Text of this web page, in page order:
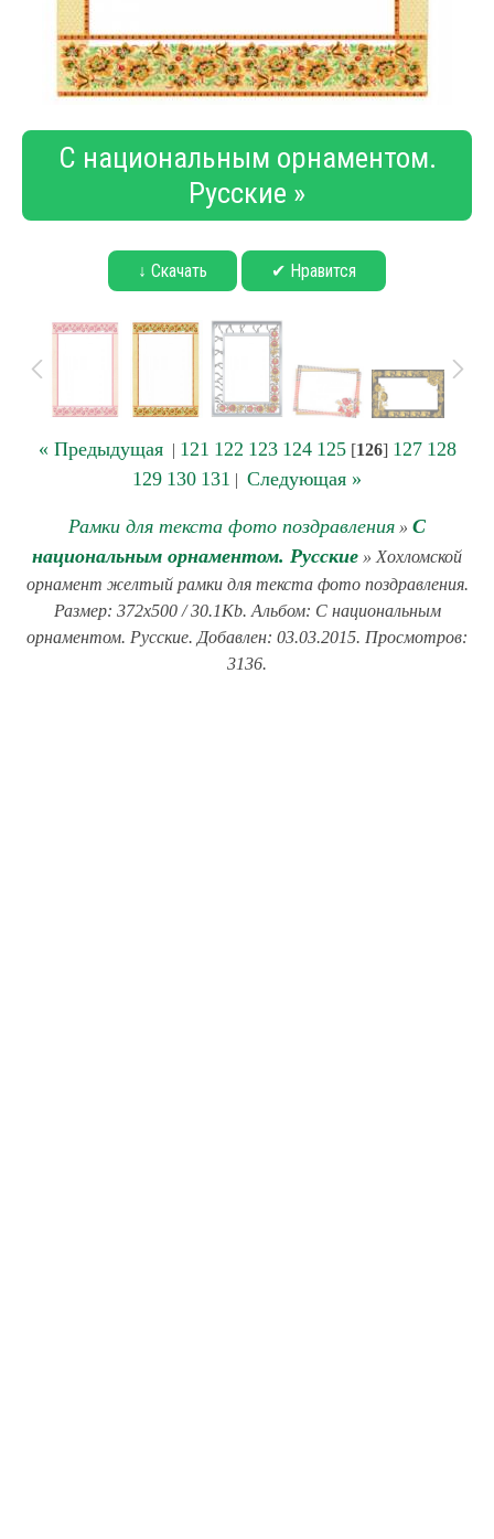
С национальным орнаментом.
Русские »
↓ Скачать ✔ Нравится
« Предыдущая| 121 122 123 124 125[126] 127 128
129 130 131 | Следующая »
Рамки для текста фото поздравления » С
национальным орнаментом. Русские » Хохломской
орнамент желтый рамки для текста фото поздравления.
Размер: 372x500 / 30.1Kb. Альбом: С национальным
орнаментом. Русские. Добавлен: 03.03.2015. Просмотров:
3136.